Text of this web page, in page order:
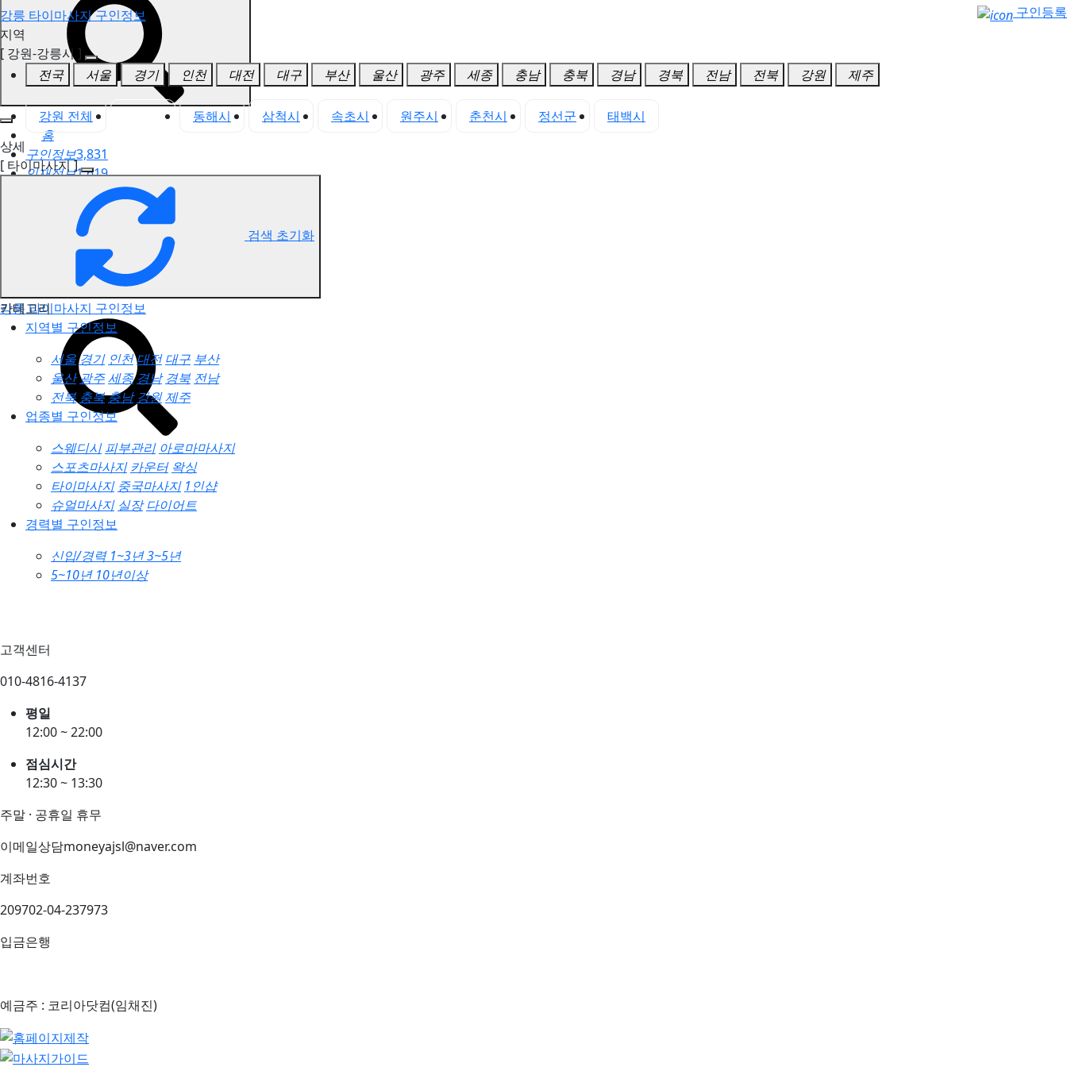
홈
구인정보3,831
인재정보1,619
고객센터
전국업체정보
마사지가이드
업체 서비스 관리
강릉 타이마사지 구인정보
강릉 타이마사지 구인정보
구인등록
지역
[ 강원-강릉시 ]
전국
서울 경기 인천 대전 대구 부산 울산 광주 세종 충남 충북 경남 경북 전남 전북 강원 제주
강원 전체 동해시 삼척시 속초시 원주시 춘천시 정선군
태백시
상세
[ 타이마사지 ]
검색 초기화
카테고리
지역별 구인정보
서울경기 인천대전 대구 부산
울산광주세종경남 경북 전남
전북 충북충남 강원제주
업종별 구인정보
스웨디시 피부관리 아로마마사지
스포츠마사지 카운터 왁싱
타이마사지 중국마사지 1인샵
슈얼마사지 실장 다이어트
경력별 구인정보
신입/경력 1~3년3~5년
5~10년 10년이상
고객센터
010-4816-4137
평일
12:00 ~ 22:00
점심시간
12:30 ~ 13:30
주말 · 공휴일 휴무
이메일상담moneyajsl@naver.com
계좌번호
209702-04-237973
입금은행
예금주 : 코리아닷컴(임채진)